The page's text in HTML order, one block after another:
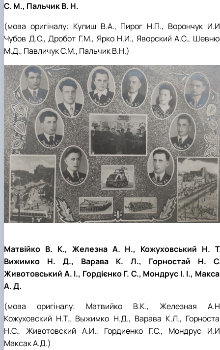
С. М., Пальчик В. Н.
(мова оригіналу: Кулиш В.А., Пирог Н.П., Ворончук
Чубов Д.С., Дробот Г.М., Ярко Н.И., Яворский А.С.,
М.Д., Павличук С.М., Пальчик В.Н.)
Матвійко В. К., Железна А. Н., Кожуховський Н.
Вижимко Н. Д., Варава К. Л., Горностай Н.
Животовський А. І., Гордієнко Г. С., Мондрус І. І.,
А. Д.
(мова оригіналу: Матвийко В.К., Железная
Кожуховский Н.Т., Выжимко Н.Д., Варава К.Л.,
Н.С., Животовский А.И., Гордиенко Г.С., Мондрус
Максак А.Д.)